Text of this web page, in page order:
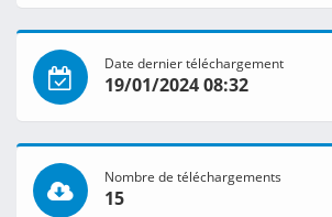
Date dernier téléchargement
19/01/2024 08:32
Nombre de téléchargements
15